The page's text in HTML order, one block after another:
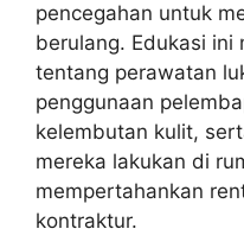
pencegahan untuk
berulang. Edukasi ini
tentang perawatan
penggunaan
kelembutan kulit,
mereka lakukan di
mempertahankan
kontraktur.